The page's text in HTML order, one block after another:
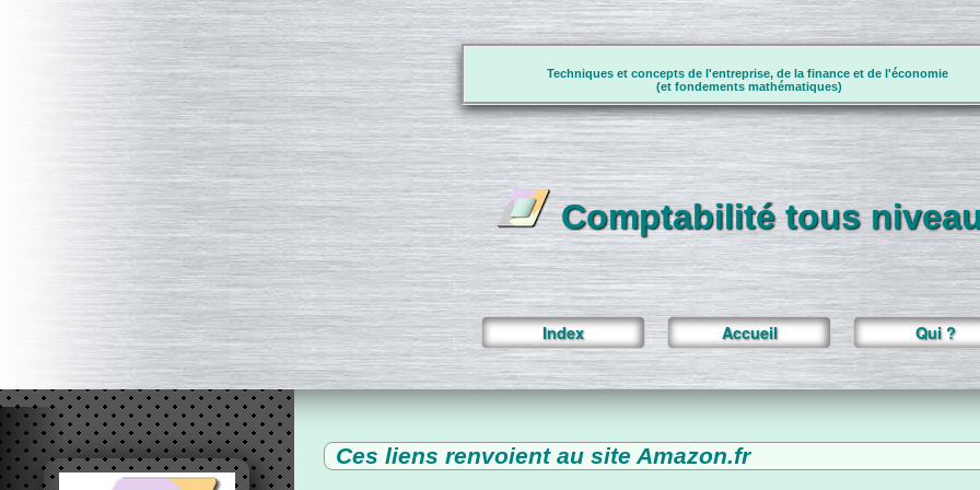
Techniques et concepts de l'entreprise, de la finance et de l'économie
(et fondements mathématiques)
Comptabilité tous
Index Accueil Qui ?
Ces liens renvoient au site Amazon.fr